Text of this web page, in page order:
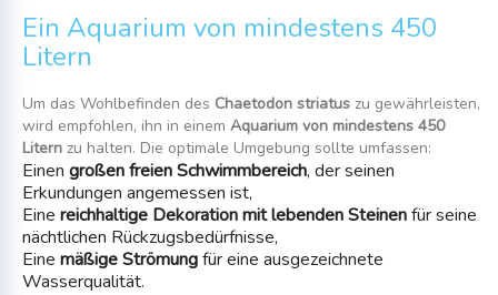
Ein Aquarium von mindestens 450
Litern
Um das Wohlbefinden des Chaetodon striatus zu gewährleisten,
wird empfohlen, ihn in einem Aquarium von mindestens 450
Litern zu halten. Die optimale Umgebung sollte umfassen:
Einen großen freien Schwimmbereich, der seinen
Erkundungen angemessen ist,
Eine reichhaltige Dekoration mit lebenden Steinenfür seine
nächtlichen Rückzugsbedürfnisse,
Eine mäßige Strömungfür eine ausgezeichnete
Wasserqualität.